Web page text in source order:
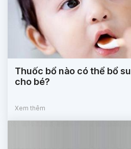
Thuốc bổ nào có thể bổ
cho bé?
Xem thêm